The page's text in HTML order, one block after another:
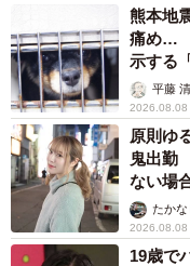
熊本地
痛め…
示する
平藤
2026.08.08
原則ゆ
鬼出勤
ない場
ストに
たか
2026.08.08
19歳で